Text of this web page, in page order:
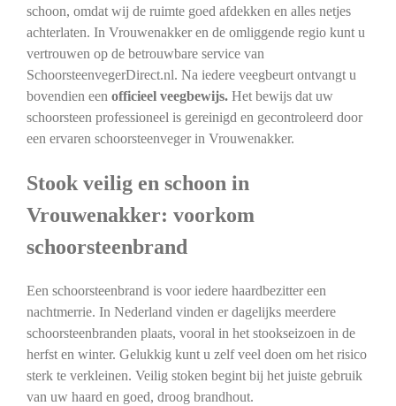
schoon, omdat wij de ruimte goed afdekken en alles netjes
achterlaten. In Vrouwenakker en de omliggende regio kunt u
vertrouwen op de betrouwbare service van
SchoorsteenvegerDirect.nl. Na iedere veegbeurt ontvangt u
bovendien een officieel veegbewijs. Het bewijs dat uw
schoorsteen professioneel is gereinigd en gecontroleerd door
een ervaren schoorsteenveger in Vrouwenakker.
Stook veilig en schoon in
Vrouwenakker: voorkom
schoorsteenbrand
Een schoorsteenbrand is voor iedere haardbezitter een
nachtmerrie. In Nederland vinden er dagelijks meerdere
schoorsteenbranden plaats, vooral in het stookseizoen in de
herfst en winter. Gelukkig kunt u zelf veel doen om het risico
sterk te verkleinen. Veilig stoken begint bij het juiste gebruik
van uw haard en goed, droog brandhout.